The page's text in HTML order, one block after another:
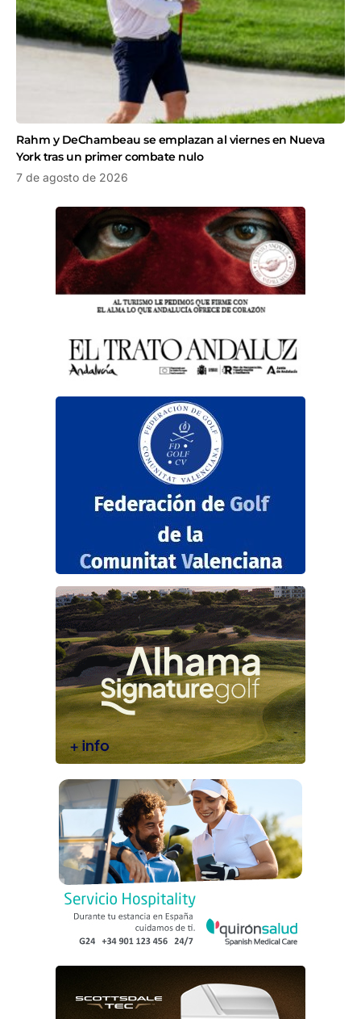
Rahm y DeChambeau se emplazan al viernes en Nueva
York tras un primer combate nulo
7 de agosto de 2026